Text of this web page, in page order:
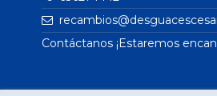
Contáctanos ¡Estaremos